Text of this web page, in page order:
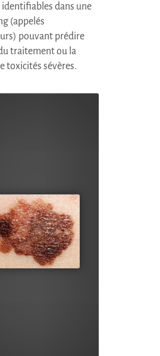
dans une
(appelés
pouvant prédire
traitement ou la
toxicités sévères.